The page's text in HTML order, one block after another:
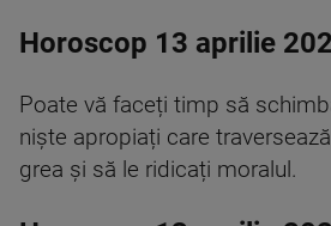
Horoscop 13 aprilie
Poate vă faceți timp să
niște apropiați care
grea și să le ridicați moralul.